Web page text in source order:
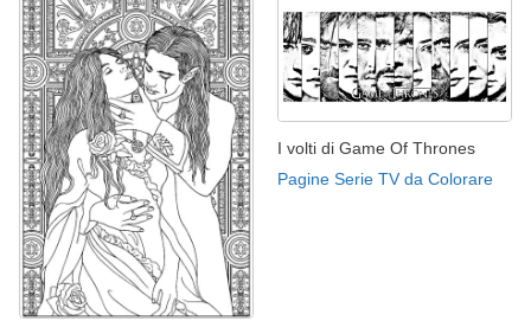
I volti di Game Of Thrones
Pagine Serie TV da Colorare